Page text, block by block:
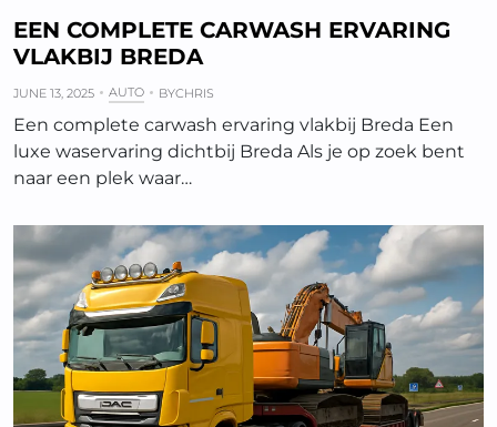
EEN COMPLETE CARWASH ERVARING
VLAKBIJ BREDA
JUNE 13, 2025 AUTO BYCHRIS
Een complete carwash ervaring vlakbij Breda Een
luxe waservaring dichtbij Breda Als je op zoek bent
naar een plek waar…